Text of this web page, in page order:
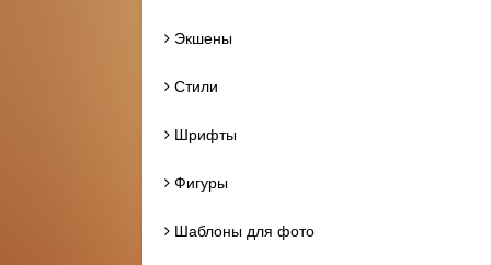
Экшены
Стили
Шрифты
Фигуры
Шаблоны для фото